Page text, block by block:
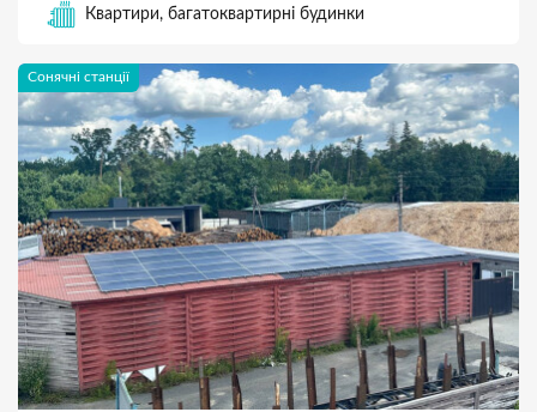
Квартири, багатоквартирні будинки
Сонячні станції